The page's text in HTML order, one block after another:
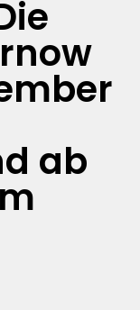
ab